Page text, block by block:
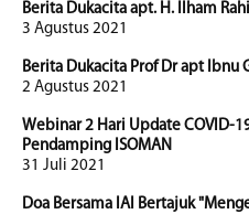
Berita Dukacita apt. H. Ilham
3 Agustus 2021
Berita Dukacita Prof Dr apt Ibnu
2 Agustus 2021
Webinar 2 Hari Update COVID-
Pendamping ISOMAN
31 Juli 2021
Doa Bersama IAI Bertajuk